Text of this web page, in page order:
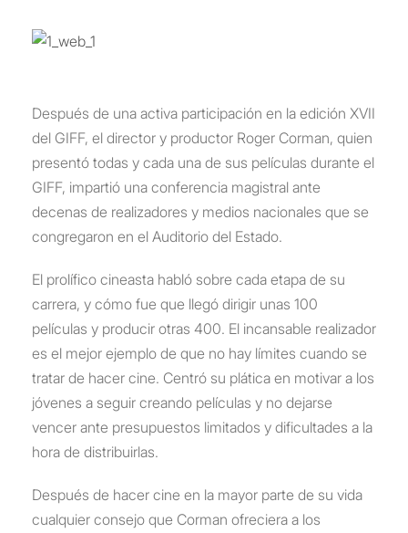
Después de una activa participación en la edición XVII
del GIFF, el director y productor Roger Corman, quien
presentó todas y cada una de sus películas durante el
GIFF, impartió una conferencia magistral ante
decenas de realizadores y medios nacionales que se
congregaron en el Auditorio del Estado.
El prolífico cineasta habló sobre cada etapa de su
carrera, y cómo fue que llegó dirigir unas 100
películas y producir otras 400. El incansable realizador
es el mejor ejemplo de que no hay límites cuando se
tratar de hacer cine. Centró su plática en motivar a los
jóvenes a seguir creando películas y no dejarse
vencer ante presupuestos limitados y dificultades a la
hora de distribuirlas.
Después de hacer cine en la mayor parte de su vida
cualquier consejo que Corman ofreciera a los